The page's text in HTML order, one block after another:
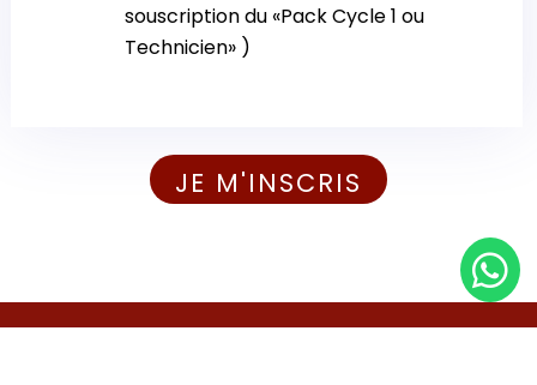
souscription du «Pack Cycle 1 ou
Technicien» )
JE M'INSCRIS
